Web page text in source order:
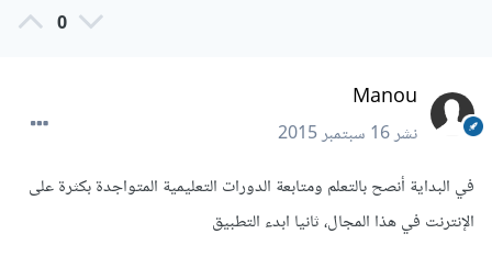
0
Manou
نشر16 سبتمبر 2015
في البداية أنصح بالتعلم ومتابعة الدورات التعليمية المتواجدة بكثرة على
الإنترنت في هذا المجال، ثانيا ابدء التطبيق